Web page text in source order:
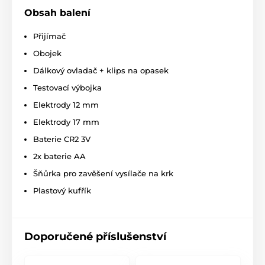
Stav baterie ukazuje LED indikátor na přijímači.
volbou pro trénink ve vodě nebo
vody. Vysílačka má základní ochranu proti vodě.
Při dokoupení jednoho přijímače lze
vysílačky.
Displej
Přední panel je osazen tlačítky pro ovládání
jednotlivých funkcí.
Obsah balení
Přijímač
Obojek
Dálkový ovladač + klips na opasek
Testovací výbojka
Elektrody 12 mm
Elektrody 17 mm
Baterie CR2 3V
2x baterie AA
Šňůrka pro zavěšení vysílače na krk
Plastový kufřík
Doporučené příslušenství